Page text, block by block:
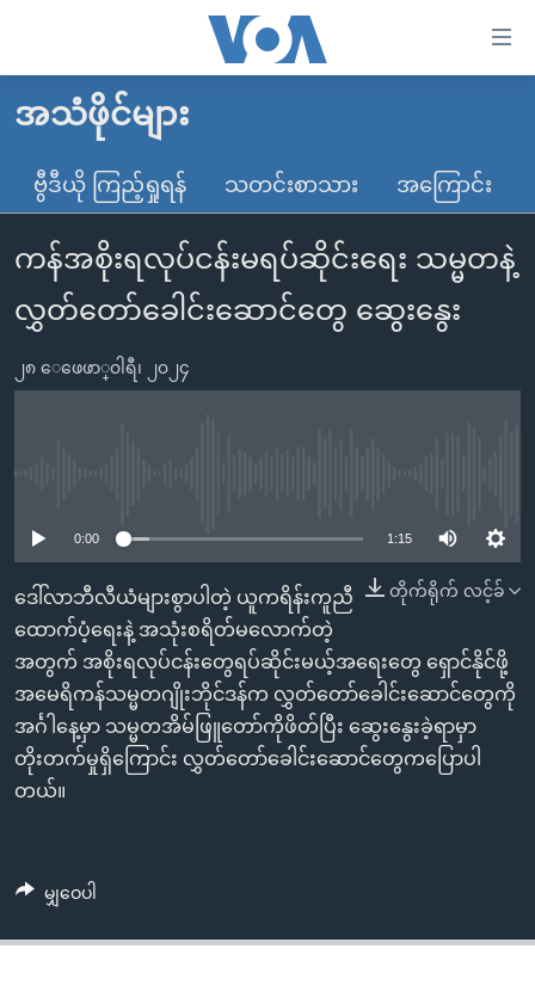
လွယ်ကူ
သည့်
များ
ပင်မ
သို့
စာမျက်နှာ
သို့
ကျော်
ကြည့်
ရန်
ရှာဖွေ
ရန်
ကျော်
မူလစာမျက်နှာ
မြန်မာ
ကမ္ဘာ့သတင်းများ
နိုင်ငံတကာ
အမေရိကန်
အစ္စရေး-ပါလက်စတိုင်း
ဗွီဒီယို
သတင်းလွတ်လပ်ခွင့်
အင်္ဂလိပ်စာလေ့လာမယ်
ဗွီအိုအေ လူမှုကွန်ယက်များ
ဘာသာစကားများ
အသံဖိုင်များ
ဗွီဒီယို ကြည့်ရှုရန် သတင်းစာသား အကြောင်း
ကန်အစိုးရလုပ်ငန်းမရပ်ဆိုင်းရေး သမ္မတနဲ့
လွှတ်တော်ခေါင်းဆောင်တွေ ဆွေးနွေး
၂၈ ေဖေဖာ္၀ါရီ၊ ၂၀၂၄
0:00 1:15
တိုက်ရိုက် လင့်ခ်
ဒေါ်လာဘီလီယံများစွာပါတဲ့ ယူကရိန်းကူညီ
ထောက်ပံ့ရေးနဲ့ အသုံးစရိတ်မလောက်တဲ့
အတွက် အစိုးရလုပ်ငန်းတွေရပ်ဆိုင်းမယ့်အရေးတွေ ရှောင်နိုင်ဖို့
အမေရိကန်သမ္မတဂျိုးဘိုင်ဒန်က လွှတ်တော်ခေါင်းဆောင်တွေကို
အင်္ဂါနေ့မှာ သမ္မတအိမ်ဖြူတော်ကိုဖိတ်ပြီး ဆွေးနွေးခဲ့ရာမှာ
တိုးတက်မှုရှိကြောင်း လွှတ်တော်ခေါင်းဆောင်တွေကပြောပါ
တယ်။
မျှဝေပါ